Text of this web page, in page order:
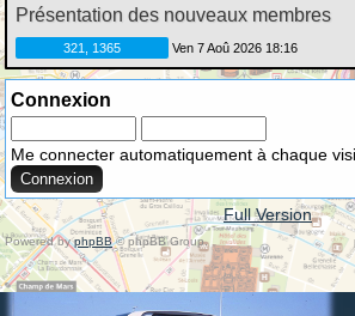
Présentation des nouveaux membres
321, 1365 Ven 7 Aoû 2026 18:16
Connexion
Me connecter automatiquement à chaque
Full Version
Powered byphpBB© phpBB Group.